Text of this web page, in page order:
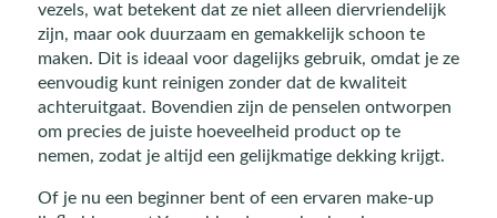
vezels, wat betekent dat ze niet alleen diervriendelijk
zijn, maar ook duurzaam en gemakkelijk schoon te
maken. Dit is ideaal voor dagelijks gebruik, omdat je ze
eenvoudig kunt reinigen zonder dat de kwaliteit
achteruitgaat. Bovendien zijn de penselen ontworpen
om precies de juiste hoeveelheid product op te
nemen, zodat je altijd een gelijkmatige dekking krijgt.
Of je nu een beginner bent of een ervaren make-up